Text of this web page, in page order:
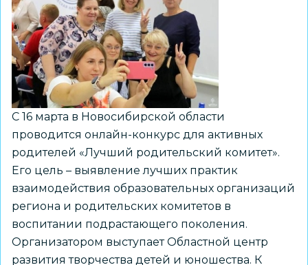
«Методический
Олимп»
—
2026
С 16 марта в Новосибирской области
проводится онлайн-конкурс для активных
родителей «Лучший родительский комитет».
Его цель – выявление лучших практик
взаимодействия образовательных организаций
региона и родительских комитетов в
воспитании подрастающего поколения.
Организатором выступает Областной центр
развития творчества детей и юношества. К